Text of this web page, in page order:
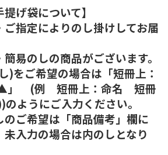
げ袋について】
指定によりのし掛けしてお届
易のしの商品がございます。
をご希望の場合は「短冊上：
(例 短冊上：命名 短冊
ようにご入力ください。
ご希望は「商品備考」欄に
入力の場合は内のしとなり